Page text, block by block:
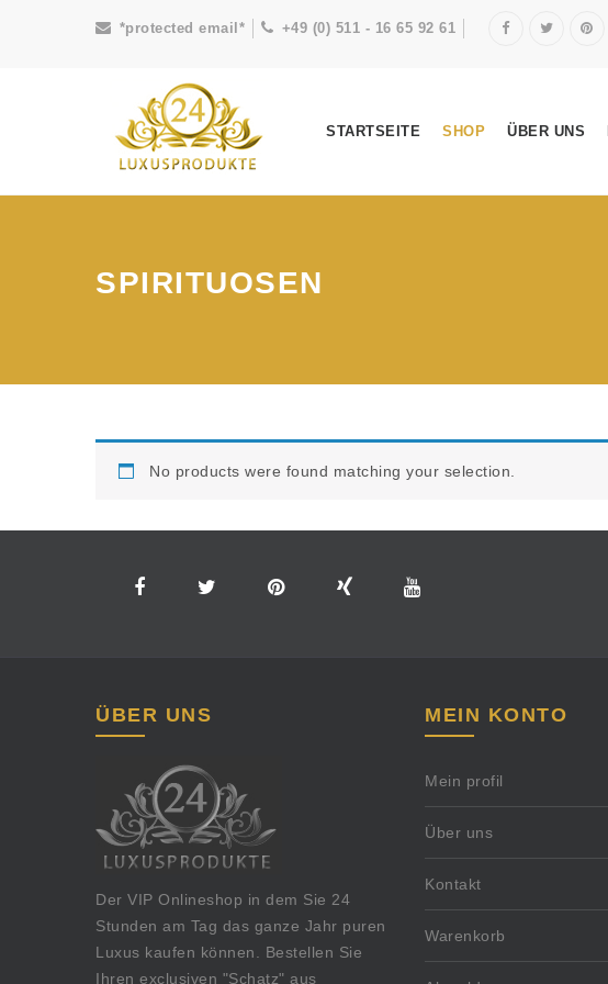
*protected email* +49 (0) 511 - 16 65 92 61
STARTSEITE SHOP ÜBER UNS
SPIRITUOSEN
No products were found matching your selection.
ÜBER UNS
Der VIP Onlineshop in dem Sie 24
Stunden am Tag das ganze Jahr puren
Luxus kaufen können. Bestellen Sie
Ihren exclusiven "Schatz" aus
MEIN KONTO
Mein profil
Über uns
Kontakt
Warenkorb